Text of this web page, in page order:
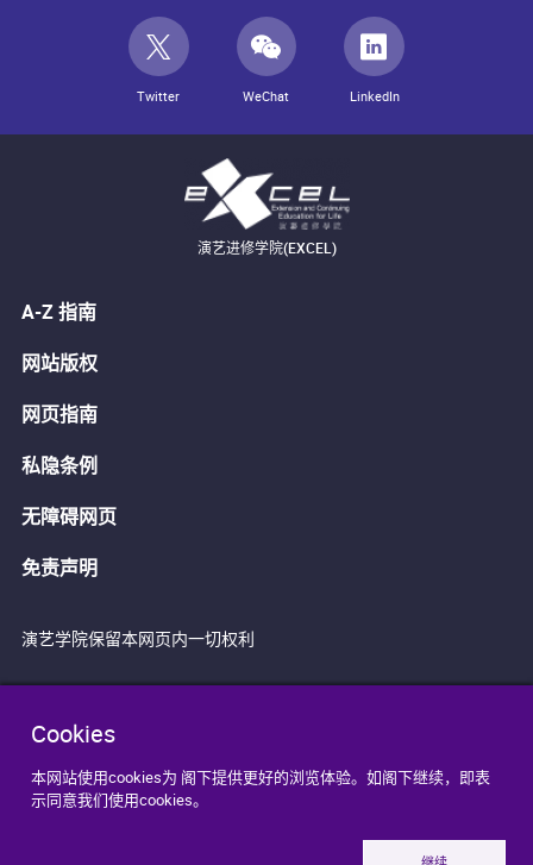
Cookies
本网站使用cookies为 阁下提供更好的浏览体验。如阁下继续，即表
示同意我们使用cookies。
Twitter WeChat LinkedIn
演艺进修学院(EXCEL)
A-Z 指南
网站版权
网页指南
私隐条例
无障碍网页
免责声明
演艺学院保留本网页内一切权利